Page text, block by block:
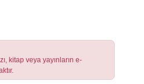
kitap veya yayınların e-